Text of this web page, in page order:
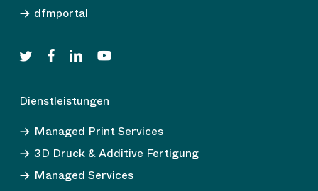
dfmportal
twitterfacebooklinkedinyoutube
Dienstleistungen
Managed Print Services
3D Druck & Additive Fertigung
Managed Services